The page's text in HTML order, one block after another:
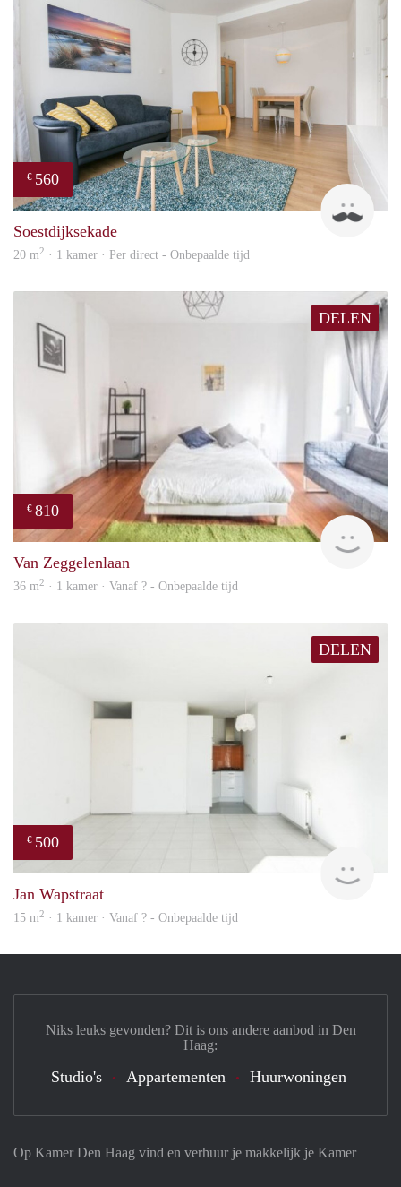
€ 560
Soestdijksekade
20 m2 · 1 kamer · Per direct - Onbepaalde tijd
DELEN
€ 810
Van Zeggelenlaan
36 m2 · 1 kamer · Vanaf ? - Onbepaalde tijd
DELEN
€ 500
Jan Wapstraat
15 m2 · 1 kamer · Vanaf ? - Onbepaalde tijd
Op Kamer Den Haag vind en verhuur je makkelijk je Kamer
Niks leuks gevonden? Dit is ons andere aanbod in Den
Haag:
Studio's Appartementen Huurwoningen